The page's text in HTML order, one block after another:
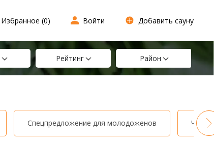
Избранное (0) Войти Добавить сауну
Рейтинг Район
Спецпредложение для молодоженов Часы